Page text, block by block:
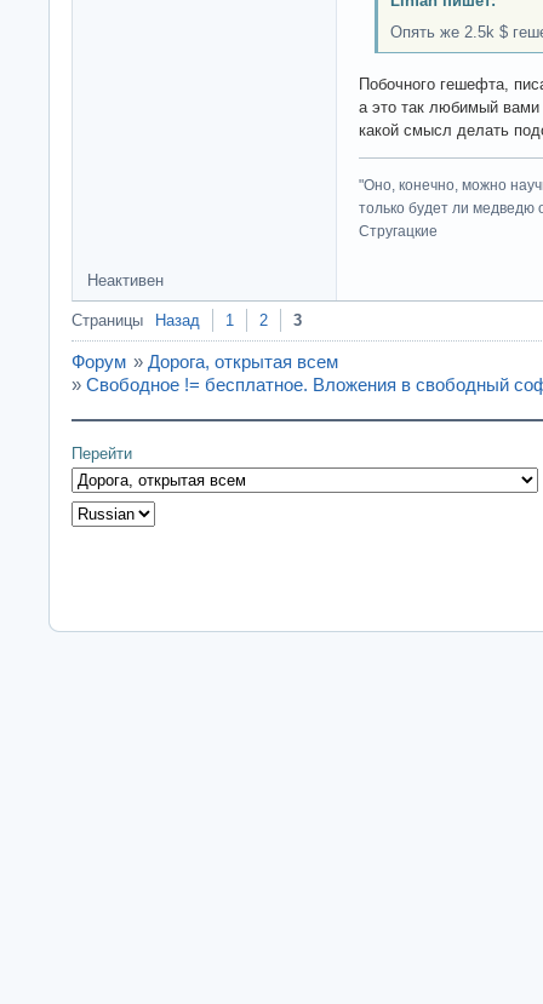
Опять же 2.5k $
Побочного гешефта,
а это так любимый вами
какой смысл делать
"Оно, конечно, можно
только будет ли медведю
Стругацкие
Неактивен
Страницы Назад 1 2 3
Форум » Дорога, открытая всем
» Свободное != бесплатное. Вложения в свободный
Перейти